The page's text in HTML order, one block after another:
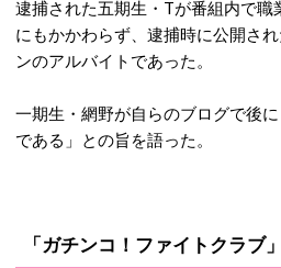
逮捕された五期生・Tが番組内で職
にもかかわらず、逮捕時に公開さ
ンのアルバイトであった。
一期生・網野が自らのブログで後
である」との旨を語った。
「ガチンコ！ファイトクラブ